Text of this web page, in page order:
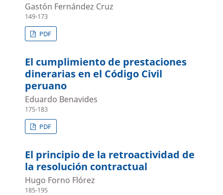
Gastón Fernández Cruz
149-173
PDF
El cumplimiento de prestaciones
dinerarias en el Código Civil
peruano
Eduardo Benavides
175-183
PDF
El principio de la retroactividad de
la resolución contractual
Hugo Forno Flórez
185-195